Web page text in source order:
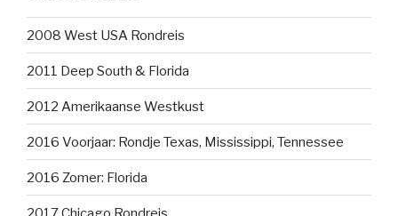
2008 West USA Rondreis
2011 Deep South & Florida
2012 Amerikaanse Westkust
2016 Voorjaar: Rondje Texas, Mississippi, Tennessee
2016 Zomer: Florida